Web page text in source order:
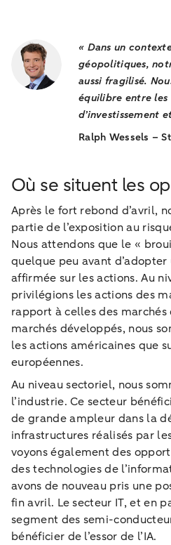
« Dans un
géopolitiques,
aussi fragilisé.
équilibre entre
d’investissement
Ralph Wessels –
Où se situent les
Après le fort rebond d’avril,
partie de l’exposition au
Nous attendons que le «
quelque peu avant
affirmée sur les actions. Au
privilégions les actions des
rapport à celles des marchés
marchés développés, nous
les actions américaines que
européennes.
Au niveau sectoriel, nous
l’industrie. Ce secteur
de grande ampleur dans la
infrastructures réalisés par
voyons également des
des technologies de
avons de nouveau pris une
fin avril. Le secteur IT, et en
segment des semi-
bénéficier de l’essor de l’IA.